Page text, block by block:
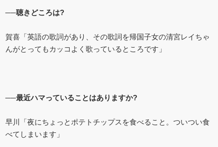
──聴きどころは?
賀喜「英語の歌詞があり、その歌詞を帰国子女の清宮レイちゃ
んがとってもカッコよく歌っているところです」
──最近ハマっていることはありますか?
早川「夜にちょっとポテトチップスを食べること。ついつい食
べてしまいます」